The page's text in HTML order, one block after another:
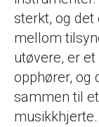
sterkt, og
mellom
utøvere, er
opphører, og
sammen til